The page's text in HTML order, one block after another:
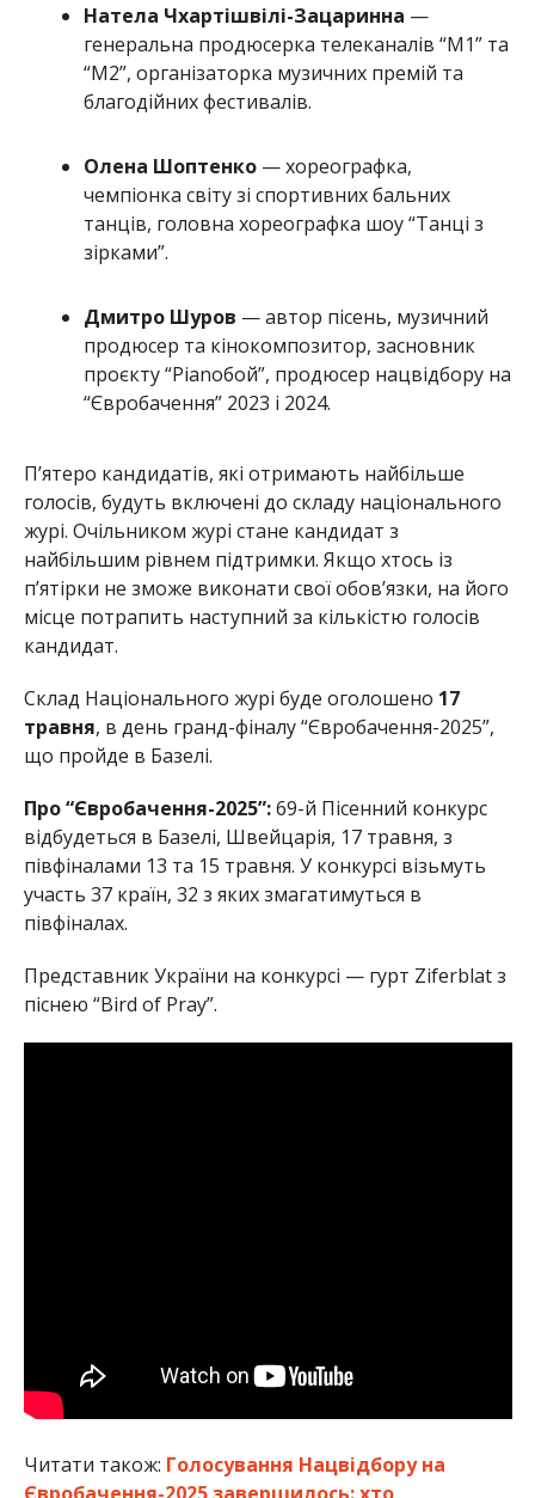
Натела Чхартішвілі-Зацаринна —
генеральна продюсерка телеканалів “М1” та
“М2”, організаторка музичних премій та
благодійних фестивалів.
Олена Шоптенко— хореографка,
чемпіонка світу зі спортивних бальних
танців, головна хореографка шоу “Танці з
зірками”.
Дмитро Шуров — автор пісень, музичний
продюсер та кінокомпозитор, засновник
проєкту “Pianoбой”, продюсер нацвідбору на
“Євробачення” 2023 і 2024.
П’ятеро кандидатів, які отримають найбільше
голосів, будуть включені до складу національного
журі. Очільником журі стане кандидат з
найбільшим рівнем підтримки. Якщо хтось із
п’ятірки не зможе виконати свої обов’язки, на його
місце потрапить наступний за кількістю голосів
кандидат.
Склад Національного журі буде оголошено 17
травня, в день гранд-фіналу “Євробачення-2025”,
що пройде в Базелі.
Про “Євробачення-2025”:69-й Пісенний конкурс
відбудеться в Базелі, Швейцарія, 17 травня, з
півфіналами 13 та 15 травня. У конкурсі візьмуть
участь 37 країн, 32 з яких змагатимуться в
півфіналах.
Представник України на конкурсі — гурт Ziferblat з
піснею “Bird of Pray”.
Читати також: Голосування Нацвідбору на